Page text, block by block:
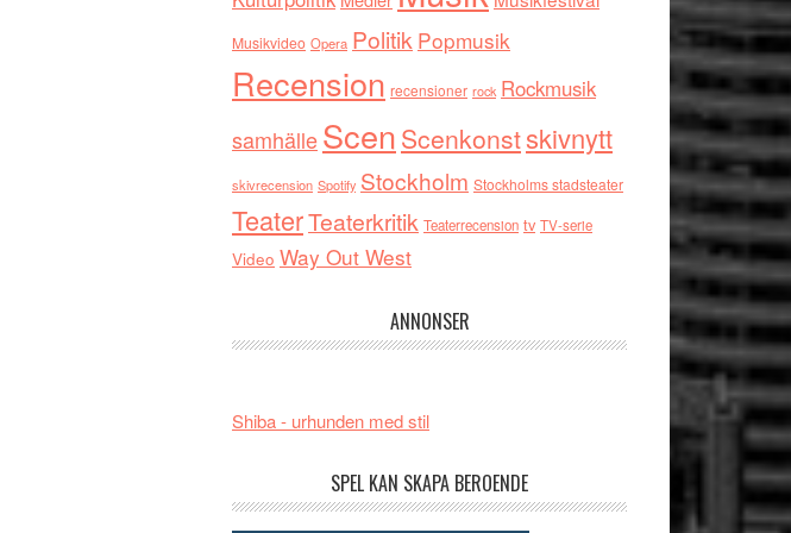
Musikvideo Opera Politik Popmusik
Recension recensioner rock Rockmusik
samhälleScen Scenkonstskivnytt
skivrecension Spotify Stockholm Stockholms stadsteater
TeaterTeaterkritik Teaterrecension tv TV-serie
Video Way Out West
ANNONSER
Shiba - urhunden med stil
SPEL KAN SKAPA BEROENDE